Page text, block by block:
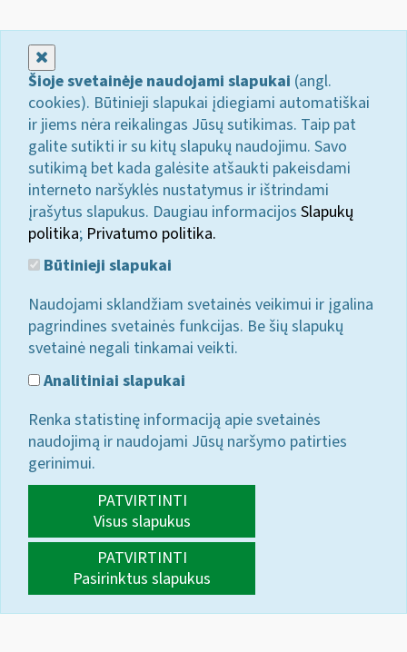
Šioje svetainėje naudojami slapukai (angl.
cookies). Būtinieji slapukai įdiegiami automatiškai
ir jiems nėra reikalingas Jūsų sutikimas. Taip pat
galite sutikti ir su kitų slapukų naudojimu. Savo
sutikimą bet kada galėsite atšaukti pakeisdami
interneto naršyklės nustatymus ir ištrindami
įrašytus slapukus. Daugiau informacijos Slapukų
politika; Privatumo politika.
Būtinieji slapukai
Naudojami sklandžiam svetainės veikimui ir įgalina
pagrindines svetainės funkcijas. Be šių slapukų
svetainė negali tinkamai veikti.
Analitiniai slapukai
Renka statistinę informaciją apie svetainės
naudojimą ir naudojami Jūsų naršymo patirties
gerinimui.
PATVIRTINTI
Visus slapukus
PATVIRTINTI
Pasirinktus slapukus